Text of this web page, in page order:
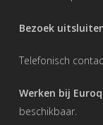
Bezoek
Telefonisch
Werken bij
beschikbaar.